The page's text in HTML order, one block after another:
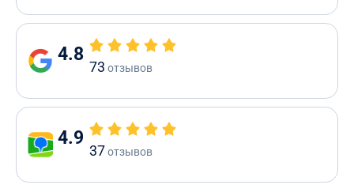
4.8
73 отзывов
4.9
37отзывов